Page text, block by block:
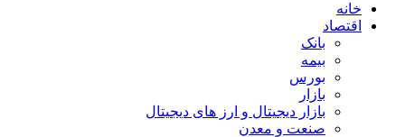
خانه
اقتصاد
بانک
بیمه
بورس
بازار
بازار دیجیتال و ارز های دیجیتال
صنعت و معدن